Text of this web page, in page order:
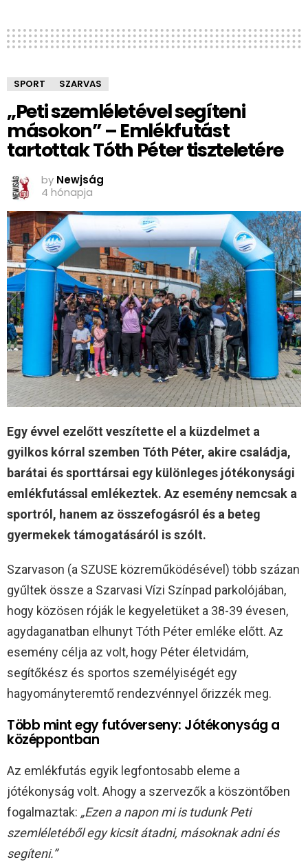
SPORT SZARVAS
„Peti szemléletével segíteni
másokon” – Emlékfutást
tartottak Tóth Péter tiszteletére
by Newjság
4 hónapja
Egy évvel ezelőtt veszítette el a küzdelmet a
gyilkos kórral szemben Tóth Péter, akire családja,
barátai és sporttársai egy különleges jótékonysági
emlékfutással emlékeztek. Az esemény nemcsak a
sportról, hanem az összefogásról és a beteg
gyermekek támogatásáról is szólt.
Szarvason (a SZUSE közreműködésével) több százan
gyűltek össze a Szarvasi Vízi Színpad parkolójában,
hogy közösen róják le kegyeletüket a 38-39 évesen,
agydaganatban elhunyt Tóth Péter emléke előtt. Az
esemény célja az volt, hogy Péter életvidám,
segítőkész és sportos személyiségét egy
hagyományteremtő rendezvénnyel őrizzék meg.
Több mint egy futóverseny: Jótékonyság a
középpontban
Az emlékfutás egyik legfontosabb eleme a
jótékonyság volt. Ahogy a szervezők a köszöntőben
fogalmaztak: „Ezen a napon mi is tudunk Peti
szemléletéből egy kicsit átadni, másoknak adni és
segíteni.”